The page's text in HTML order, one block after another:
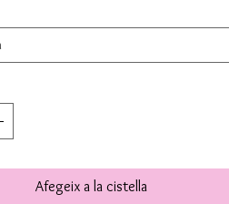
Afegeix a la cistella